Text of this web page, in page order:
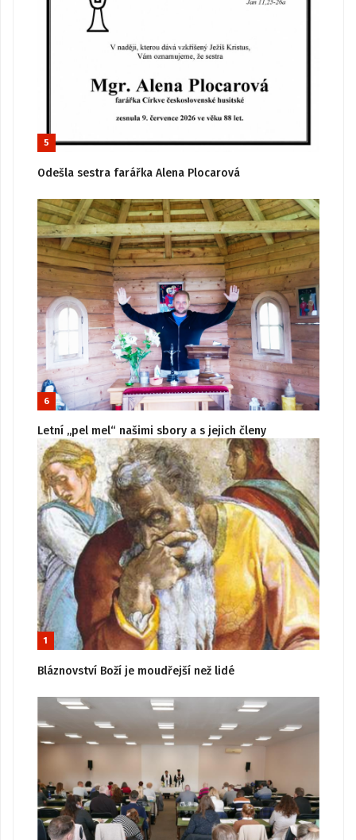
5
Odešla sestra farářka Alena Plocarová
6
Letní „pel mel“ našimi sbory a s jejich členy
1
Bláznovství Boží je moudřejší než lidé